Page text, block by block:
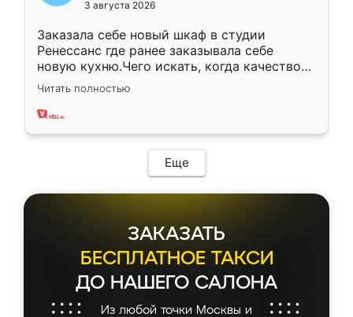
3 августа 2026
Заказала себе новый шкаф в студии
Ренессанс где ранее заказывала себе
новую кухню.Чего искать, когда качеством
вполне довольна. Служит кухня уже почти
два года, нареканий нет.
Читать полностью
Еще
ЗАКАЗАТЬ
БЕСПЛАТНОЕ ТАКСИ
ДО НАШЕГО САЛОНА
Из любой точки Москвы и